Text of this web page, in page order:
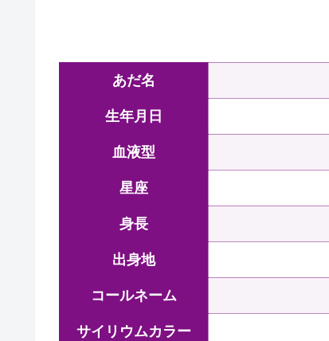
あだ名
生年月日
血液型
星座
身長
出身地
コールネーム
サイリウムカラー